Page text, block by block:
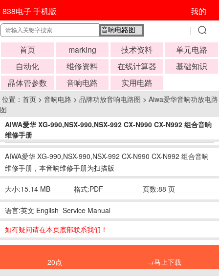
838电子 手机版 我的
首页 marking 技术资料
单元电路
自动化
维修资料 在线计算器
基础知识
晶体管参数
音响电路 实用电路
位置： 首页 > 音响电路 > 品牌功放音响电路图 > Aiwa爱华音响功放电路
图
AIWA爱华 XG-990,NSX-990,NSX-992 CX-N990 CX-N992 组合音响
维修手册
时间:2019-07-19 07:05:42
AIWA爱华 XG-990,NSX-990,NSX-992 CX-N990 CX-N992 组合音响
维修手册，本音响维修手册为扫描版
大小:15.14 MB 格式:PDF 页数:88 页
语言:英文 English Service Manual
如有疑问请在本页底部联系我们！
20点 →马上下载